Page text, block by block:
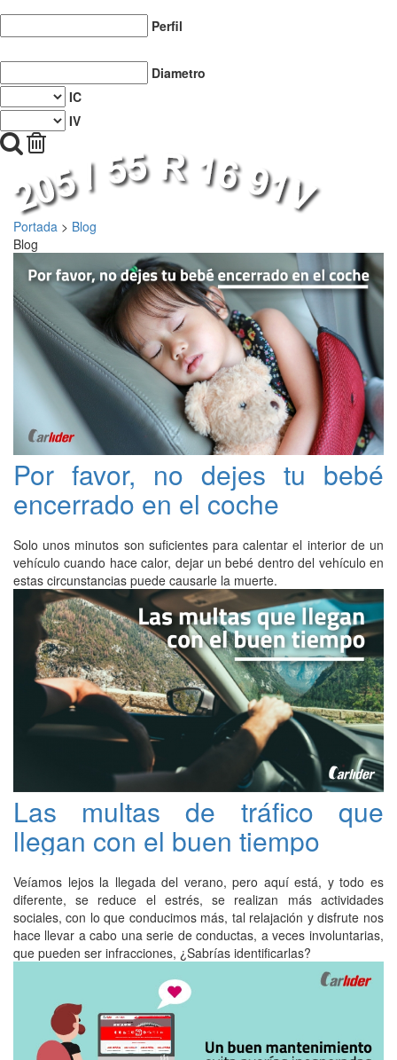
Perfil
Diametro
IC
IV
Portada > Blog
Blog
Por favor, no dejes tu bebé
encerrado en el coche
Solo unos minutos son suficientes para calentar el interior de un
vehículo cuando hace calor, dejar un bebé dentro del vehículo en
estas circunstancias puede causarle la muerte.
Las multas de tráfico que
llegan con el buen tiempo
Veíamos lejos la llegada del verano, pero aquí está, y todo es
diferente, se reduce el estrés, se realizan más actividades
sociales, con lo que conducimos más, tal relajación y disfrute nos
hace llevar a cabo una serie de conductas, a veces involuntarias,
que pueden ser infracciones, ¿Sabrías identificarlas?